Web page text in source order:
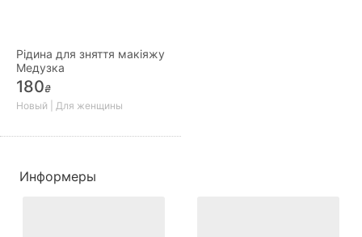
Рідина для зняття макіяжу
Медузка
180₴
Новый | Для женщины
Информеры